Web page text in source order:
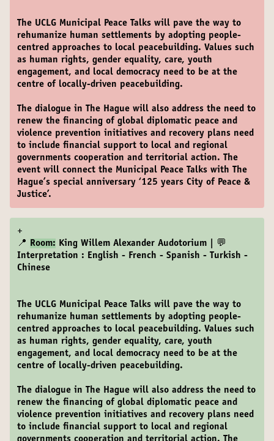
The UCLG Municipal Peace Talks will pave the way to
rehumanize human settlements by adopting people-
centred approaches to local peacebuilding. Values such
as human rights, gender equality, care, youth
engagement, and local democracy need to be at the
centre of locally-driven peacebuilding.
The dialogue in The Hague will also address the need to
renew the financing of global diplomatic peace and
violence prevention initiatives and recovery plans need
to include financial support to local and regional
governments cooperation and territorial action. The
event will connect the Municipal Peace Talks with The
Hague’s special anniversary ‘125 years City of Peace &
Justice’.
+
📍
Room: King Willem Alexander Audotorium | 💬
Interpretation : English - French - Spanish - Turkish -
Chinese
The UCLG Municipal Peace Talks will pave the way to
rehumanize human settlements by adopting people-
centred approaches to local peacebuilding. Values such
as human rights, gender equality, care, youth
engagement, and local democracy need to be at the
centre of locally-driven peacebuilding.
The dialogue in The Hague will also address the need to
renew the financing of global diplomatic peace and
violence prevention initiatives and recovery plans need
to include financial support to local and regional